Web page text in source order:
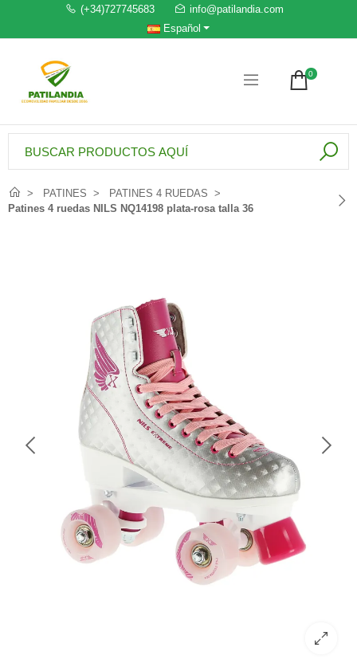
(+34)727745683
info@patilandia.com
Español
0
PATINES
PATINES 4 RUEDAS
Patines 4 ruedas NILS NQ14198 plata-rosa talla 36